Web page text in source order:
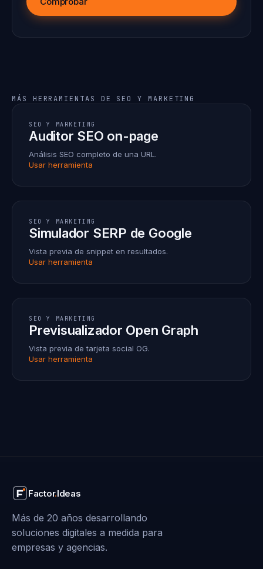
MÁS HERRAMIENTAS DE SEO Y MARKETING
SEO Y MARKETING
Auditor SEO on-page
Análisis SEO completo de una URL.
Usar herramienta
SEO Y MARKETING
Simulador SERP de Google
Vista previa de snippet en resultados.
Usar herramienta
SEO Y MARKETING
Previsualizador Open Graph
Vista previa de tarjeta social OG.
Usar herramienta
Factor.Ideas
Más de 20 años desarrollando
soluciones digitales a medida para
empresas y agencias.